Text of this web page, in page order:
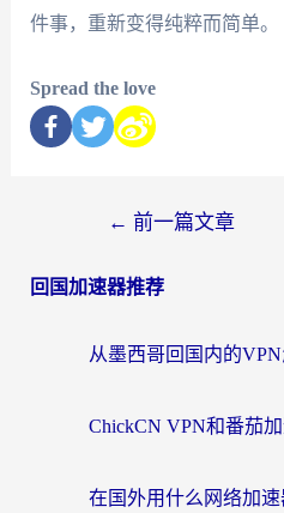
件事，重新变得纯粹而简单。
Spread the love
← 前一篇文章
回国加速器推荐